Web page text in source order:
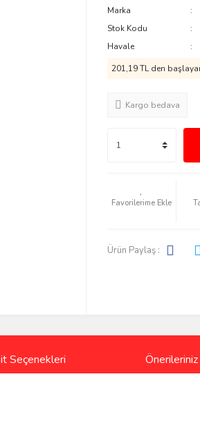
Marka
Stok Kodu
Havale
201,19 TL den
Kargo bedava
Ürün Paylaş :
Seçenekleri Önerileriniz